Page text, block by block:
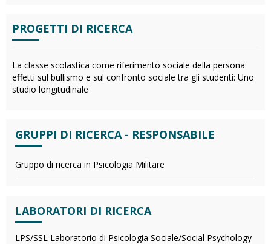
PROGETTI DI RICERCA
La classe scolastica come riferimento sociale della persona:
effetti sul bullismo e sul confronto sociale tra gli studenti: Uno
studio longitudinale
GRUPPI DI RICERCA - RESPONSABILE
Gruppo di ricerca in Psicologia Militare
LABORATORI DI RICERCA
LPS/SSL Laboratorio di Psicologia Sociale/Social Psychology